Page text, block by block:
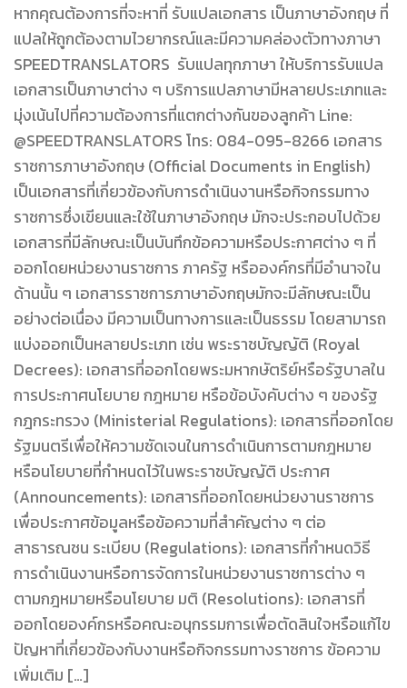
หากคุณต้องการที่จะหาที่ รับแปลเอกสาร เป็นภาษาอังกฤษ ที่
แปลให้ถูกต้องตามไวยากรณ์และมีความคล่องตัวทางภาษา
SPEEDTRANSLATORS รับแปลทุกภาษา ให้บริการรับแปล
เอกสารเป็นภาษาต่าง ๆ บริการแปลภาษามีหลายประเภทและ
มุ่งเน้นไปที่ความต้องการที่แตกต่างกันของลูกค้า Line:
@SPEEDTRANSLATORS โทร: 084-095-8266 เอกสาร
ราชการภาษาอังกฤษ (Official Documents in English)
เป็นเอกสารที่เกี่ยวข้องกับการดำเนินงานหรือกิจกรรมทาง
ราชการซึ่งเขียนและใช้ในภาษาอังกฤษ มักจะประกอบไปด้วย
เอกสารที่มีลักษณะเป็นบันทึกข้อความหรือประกาศต่าง ๆ ที่
ออกโดยหน่วยงานราชการ ภาครัฐ หรือองค์กรที่มีอำนาจใน
ด้านนั้น ๆ เอกสารราชการภาษาอังกฤษมักจะมีลักษณะเป็น
อย่างต่อเนื่อง มีความเป็นทางการและเป็นธรรม โดยสามารถ
แบ่งออกเป็นหลายประเภท เช่น พระราชบัญญัติ (Royal
Decrees): เอกสารที่ออกโดยพระมหากษัตริย์หรือรัฐบาลใน
การประกาศนโยบาย กฎหมาย หรือข้อบังคับต่าง ๆ ของรัฐ
กฎกระทรวง (Ministerial Regulations): เอกสารที่ออกโดย
รัฐมนตรีเพื่อให้ความชัดเจนในการดำเนินการตามกฎหมาย
หรือนโยบายที่กำหนดไว้ในพระราชบัญญัติ ประกาศ
(Announcements): เอกสารที่ออกโดยหน่วยงานราชการ
เพื่อประกาศข้อมูลหรือข้อความที่สำคัญต่าง ๆ ต่อ
สาธารณชน ระเบียบ (Regulations): เอกสารที่กำหนดวิธี
การดำเนินงานหรือการจัดการในหน่วยงานราชการต่าง ๆ
ตามกฎหมายหรือนโยบาย มติ (Resolutions): เอกสารที่
ออกโดยองค์กรหรือคณะอนุกรรมการเพื่อตัดสินใจหรือแก้ไข
ปัญหาที่เกี่ยวข้องกับงานหรือกิจกรรมทางราชการ ข้อความ
เพิ่มเติม […]